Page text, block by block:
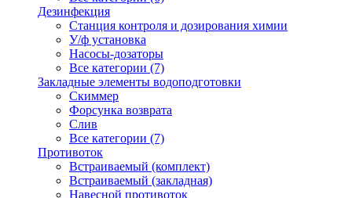
Дезинфекция
Станция контроля и дозирования химии
У/ф установка
Насосы-дозаторы
Все категории (7)
Закладные элементы водоподготовки
Скиммер
Форсунка возврата
Слив
Все категории (7)
Противоток
Встраиваемый (комплект)
Встраиваемый (закладная)
Навесной противоток